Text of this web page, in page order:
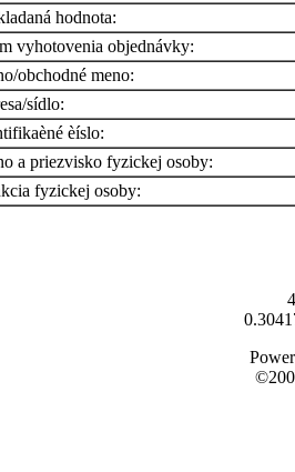
hodnota:
vyhotovenia objednávky:
obchodné meno:
sídlo:
èíslo:
a priezvisko fyzickej osoby:
fyzickej osoby: